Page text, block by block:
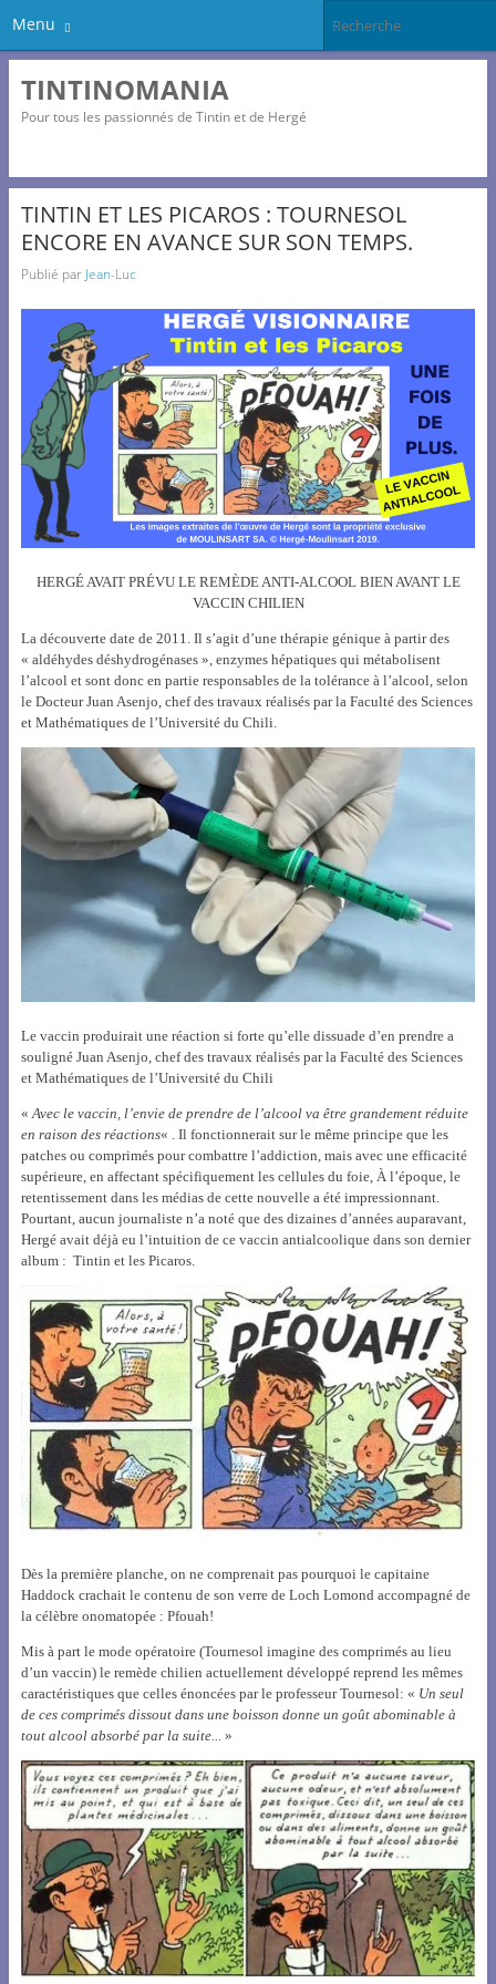
Menu
TINTINOMANIA
Pour tous les passionnés de Tintin et de Hergé
TINTIN ET LES PICAROS : TOURNESOL
ENCORE EN AVANCE SUR SON TEMPS.
Publié par Jean-Luc
HERGÉ AVAIT PRÉVU LE REMÈDE ANTI-ALCOOL BIEN AVANT LE
VACCIN CHILIEN
La découverte date de 2011. Il s’agit d’une thérapie génique à partir des
« aldéhydes déshydrogénases », enzymes hépatiques qui métabolisent
l’alcool et sont donc en partie responsables de la tolérance à l’alcool, selon
le Docteur Juan Asenjo, chef des travaux réalisés par la Faculté des Sciences
et Mathématiques de l’Université du Chili.
Le vaccin produirait une réaction si forte qu’elle dissuade d’en prendre a
souligné Juan Asenjo, chef des travaux réalisés par la Faculté des Sciences
et Mathématiques de l’Université du Chili
«Avec le vaccin, l’envie de prendre de l’alcool va être grandement réduite
en raison des réactions« . Il fonctionnerait sur le même principe que les
patches ou comprimés pour combattre l’addiction, mais avec une efficacité
supérieure, en affectant spécifiquement les cellules du foie, À l’époque, le
retentissement dans les médias de cette nouvelle a été impressionnant.
Pourtant, aucun journaliste n’a noté que des dizaines d’années auparavant,
Hergé avait déjà eu l’intuition de ce vaccin antialcoolique dans son dernier
album : Tintin et les Picaros.
Dès la première planche, on ne comprenait pas pourquoi le capitaine
Haddock crachait le contenu de son verre de Loch Lomond accompagné de
la célèbre onomatopée : Pfouah!
Mis à part le mode opératoire (Tournesol imagine des comprimés au lieu
d’un vaccin) le remède chilien actuellement développé reprend les mêmes
caractéristiques que celles énoncées par le professeur Tournesol: « Un seul
de ces comprimés dissout dans une boisson donne un goût abominable à
tout alcool absorbé par la suite..
. »